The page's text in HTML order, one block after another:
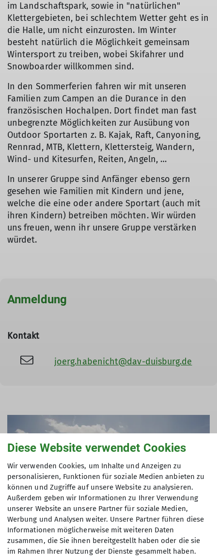
im Landschaftspark, sowie in "natürlichen"
Klettergebieten, bei schlechtem Wetter geht es in
die Halle, um nicht einzurosten. Im Winter
besteht natürlich die Möglichkeit gemeinsam
Wintersport zu treiben, wobei Skifahrer und
Snowboarder willkommen sind.
In den Sommerferien fahren wir mit unseren
Familien zum Campen an die Durance in den
französischen Hochalpen. Dort findet man fast
unbegrenzte Möglichkeiten zur Ausübung von
Outdoor Sportarten z. B. Kajak, Raft, Canyoning,
Rennrad, MTB, Klettern, Klettersteig, Wandern,
Wind- und Kitesurfen, Reiten, Angeln, …
In unserer Gruppe sind Anfänger ebenso gern
gesehen wie Familien mit Kindern und jene,
welche die eine oder andere Sportart (auch mit
ihren Kindern) betreiben möchten. Wir würden
uns freuen, wenn ihr unsere Gruppe verstärken
würdet.
Anmeldung
Kontakt
joerg.habenicht@dav-duisburg.de
Sektion
Diese Website verwendet Cookies
Wir verwenden Cookies, um Inhalte und Anzeigen zu
personalisieren, Funktionen für soziale Medien anbieten zu
können und Zugriffe auf unsere Website zu analysieren.
Außerdem geben wir Informationen zu Ihrer Verwendung
unserer Website an unsere Partner für soziale Medien,
Werbung und Analysen weiter. Unsere Partner führen diese
Informationen möglicherweise mit weiteren Daten
zusammen, die Sie ihnen bereitgestellt haben oder die sie
im Rahmen Ihrer Nutzung der Dienste gesammelt haben.